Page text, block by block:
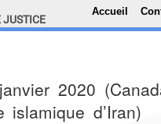
Top
Accueil
JUSTICE
2020
d’Iran)